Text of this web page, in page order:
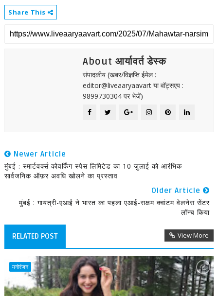
Share This
About आर्यावर्त डेस्क
संपादकीय (खबर/विज्ञप्ति ईमेल :
editor@liveaaryaavart या वॉट्सएप :
9899730304 पर भेजें)
Newer Article
मुंबई : स्मार्टवर्क्स कोवर्किंग स्पेस लिमिटेड का 10 जुलाई को आरंभिक
सार्वजनिक ऑफ़र अवधि खोलने का प्रस्ताव
Older Article
मुंबई : गायत्री-एआई ने भारत का पहला एआई-सक्षम क्वांटम वेलनेस सेंटर
लॉन्च किया
RELATED POST View More
मनोरंजन